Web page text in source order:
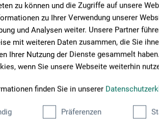
zu können und die Zugriffe auf unsere
zu Ihrer Verwendung unserer
und Analysen weiter. Unsere Partner
mit weiteren Daten zusammen, die Sie
Ihrer Nutzung der Dienste gesammelt
wenn Sie unsere Webseite weiterhin
finden Sie in unserer
Präferenzen Fabriano